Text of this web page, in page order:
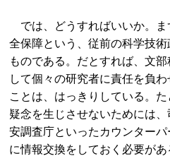
では、どうすればいいか。ま
全保障という、従前の科学技
ものである。だとすれば、文
して個々の研究者に責任を負
ことは、はっきりしている。
疑念を生じさせないためには
安調査庁といったカウンター
に情報交換をしておく必要があ